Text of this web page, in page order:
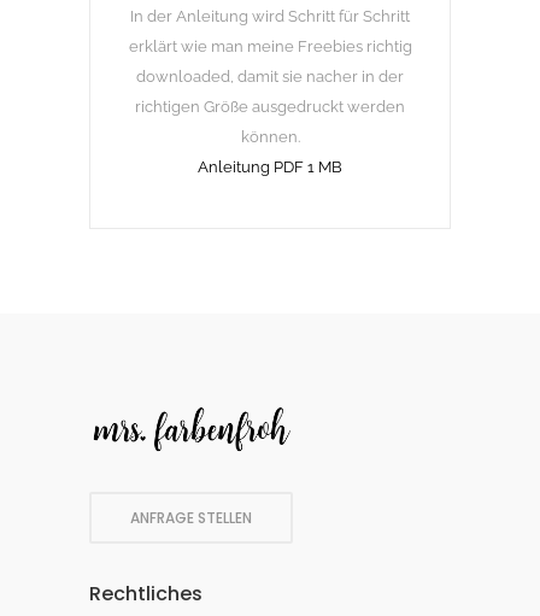
In der Anleitung wird Schritt für Schritt
erklärt wie man meine Freebies richtig
downloaded, damit sie nacher in der
richtigen Größe ausgedruckt werden
können.
Anleitung PDF 1 MB
ANFRAGE STELLEN
Rechtliches